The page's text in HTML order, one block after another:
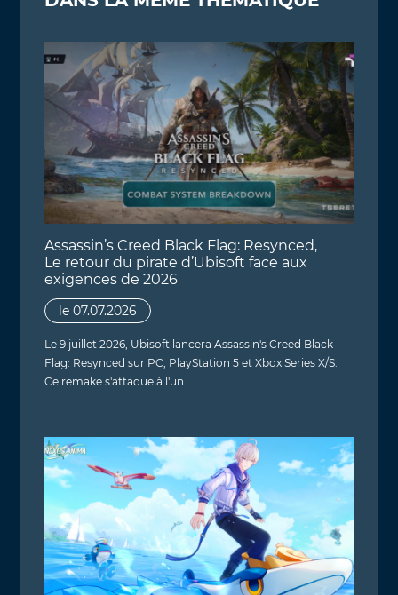
Assassin’s Creed Black Flag: Resynced,
Le retour du pirate d’Ubisoft face aux
exigences de 2026
le 07.07.2026
Le 9 juillet 2026, Ubisoft lancera Assassin's Creed Black
Flag: Resynced sur PC, PlayStation 5 et Xbox Series X/S.
Ce remake s'attaque à l'un…